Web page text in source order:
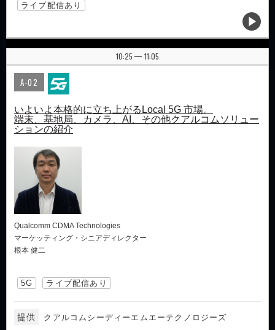
ライブ配信あり
10:25 | 11:05
A-02
いよいよ本格的に立ち上がるLocal 5G 市場。
端末、基地局、カメラ、AI、その他クアルコムソリュー
ションの紹介
Qualcomm CDMA Technologies
マーケッティング・シニアディレクター
根本 健二
5G ライブ配信あり
提供 クアルコムシーディーエムエーテクノロジーズ